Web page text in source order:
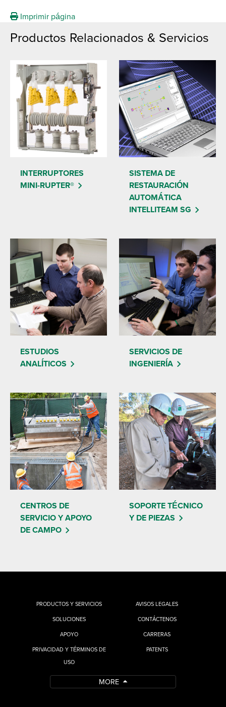
Imprimir página
Productos Relacionados & Servicios
INTERRUPTORES
MINI-RUPTER®
SISTEMA DE
RESTAURACIÓN
AUTOMÁTICA
INTELLITEAM SG
ESTUDIOS
ANALÍTICOS
SERVICIOS DE
INGENIERÍA
CENTROS DE
SERVICIO Y APOYO
DE CAMPO
SOPORTE TÉCNICO
Y DE PIEZAS
PRODUCTOS Y SERVICIOS
SOLUCIONES
AVISOS LEGALES
CONTÁCTENOS
APOYO
PRIVACIDAD Y TÉRMINOS DE
USO
CARRERAS
PATENTS
MORE